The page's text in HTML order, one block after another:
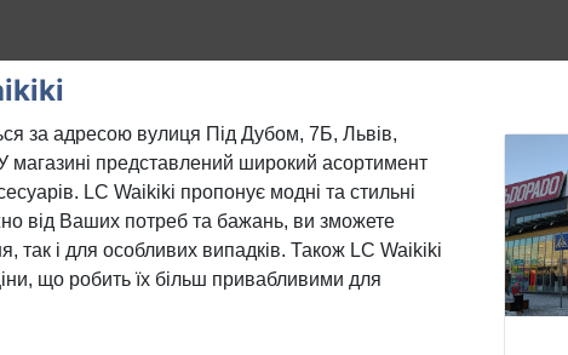
за адресою вулиця Під Дубом, 7Б, Львів,
представлений широкий асортимент
LC Waikiki пропонує модні та стильні
від Ваших потреб та бажань, ви зможете
так і для особливих випадків. Також LC Waikiki
що робить їх більш привабливими для